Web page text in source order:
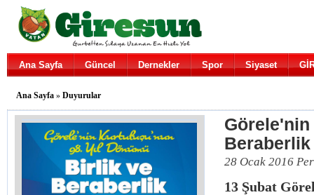
Ana Sayfa Güncel Dernekler Spor Siyaset
Ana Sayfa » Duyurular
28 Ocak 2016
13 Şubat